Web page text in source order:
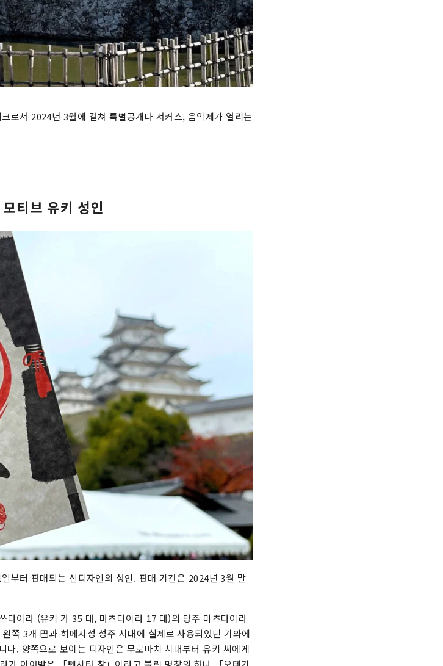
로서 2024년 3월에 걸쳐 특별공개나 서커스, 음악제가 열리는
티브 유키 성인
부터 판매되는 신디자인의 성인. 판매 기간은 2024년 3월 말
다이라 (유키 가 35 대, 마츠다이라 17 대)의 당주 마츠다이라
쪽 3개 巴과 히메지성 성주 시대에 실제로 사용되었던 기와에
다. 양쪽으로 보이는 디자인은 무로마치 시대부터 유키 씨에게